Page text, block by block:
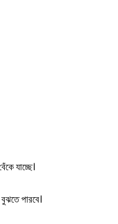
যাচ্ছে।
পারবে।